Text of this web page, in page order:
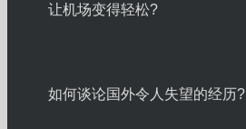
让机场变得轻松?
如何谈论国外令人失望的经历?